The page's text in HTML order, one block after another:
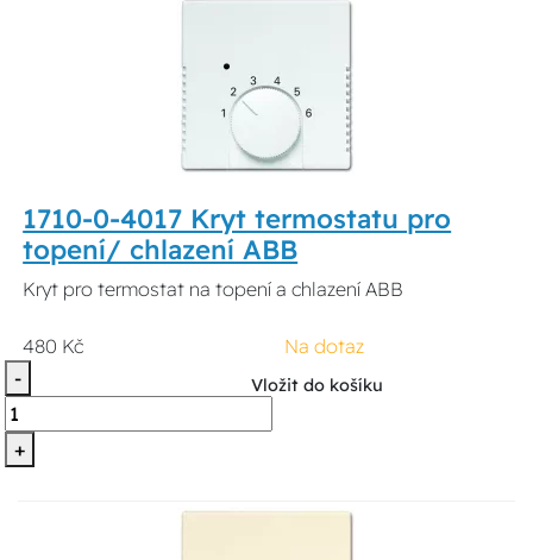
1710-0-4017 Kryt termostatu pro
topení/ chlazení ABB
Kryt pro termostat na topení a chlazení ABB
480 Kč
Na dotaz
-
+
Vložit do košíku